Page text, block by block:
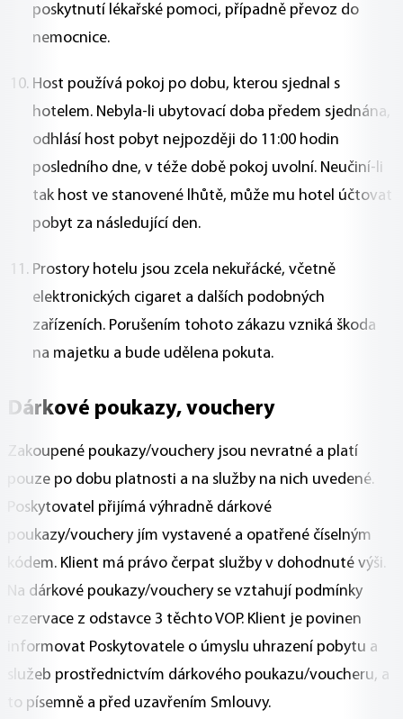
poskytnutí lékařské pomoci, případně převoz do
nemocnice.
Host používá pokoj po dobu, kterou sjednal s
hotelem. Nebyla-li ubytovací doba předem sjednána,
odhlásí host pobyt nejpozději do 11:00 hodin
posledního dne, v téže době pokoj uvolní. Neučiní-li
tak host ve stanovené lhůtě, může mu hotel účtovat
pobyt za následující den.
Prostory hotelu jsou zcela nekuřácké, včetně
elektronických cigaret a dalších podobných
zařízeních. Porušením tohoto zákazu vzniká škoda
na majetku a bude udělena pokuta.
Dárkové poukazy, vouchery
Zakoupené poukazy/vouchery jsou nevratné a platí
pouze po dobu platnosti a na služby na nich uvedené.
Poskytovatel přijímá výhradně dárkové
poukazy/vouchery jím vystavené a opatřené číselným
kódem. Klient má právo čerpat služby v dohodnuté výši.
Na dárkové poukazy/vouchery se vztahují podmínky
rezervace z odstavce 3 těchto VOP. Klient je povinen
informovat Poskytovatele o úmyslu uhrazení pobytu a
služeb prostřednictvím dárkového poukazu/voucheru, a
to písemně a před uzavřením Smlouvy.